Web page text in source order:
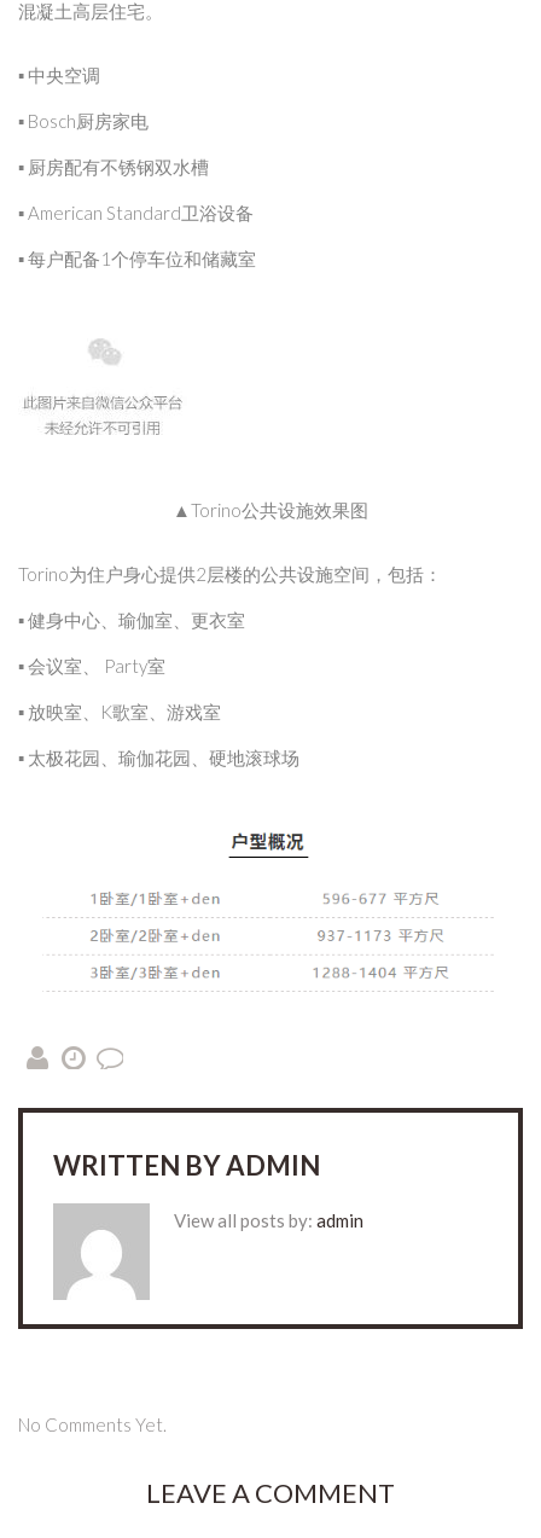
混凝土高层住宅。
▪ 中央空调
▪ Bosch厨房家电
▪ 厨房配有不锈钢双水槽
▪ American Standard卫浴设备
▪ 每户配备1个停车位和储藏室
▲Torino公共设施效果图
Torino为住户身心提供2层楼的公共设施空间，包括：
▪ 健身中心、瑜伽室、更衣室
▪ 会议室、 Party室
▪ 放映室、K歌室、游戏室
▪ 太极花园、瑜伽花园、硬地滚球场
WRITTEN BYADMIN
View all posts by: admin
No Comments Yet.
LEAVE A COMMENT